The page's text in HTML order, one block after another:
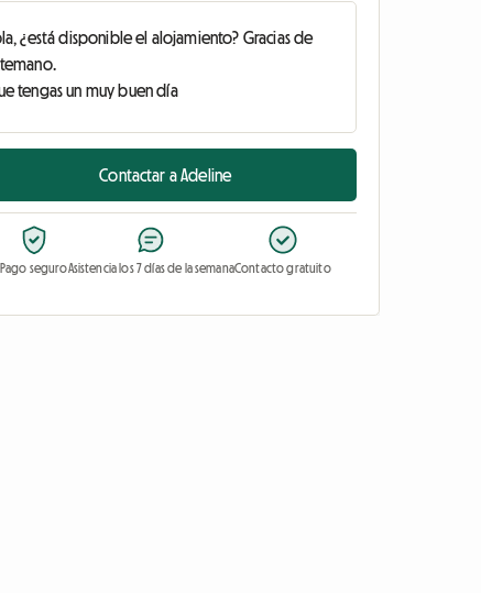
Contactar a Adeline
Pago seguroAsistencia los 7 días de la semanaContacto gratuito